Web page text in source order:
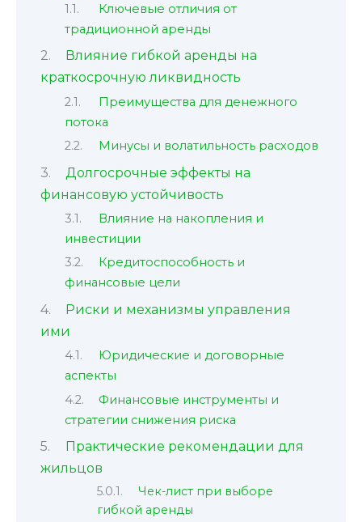
Ключевые отличия от
традиционной аренды
Влияние гибкой аренды на
краткосрочную ликвидность
Преимущества для денежного
потока
Минусы и волатильность расходов
Долгосрочные эффекты на
финансовую устойчивость
Влияние на накопления и
инвестиции
Кредитоспособность и
финансовые цели
Риски и механизмы управления
ими
Юридические и договорные
аспекты
Финансовые инструменты и
стратегии снижения риска
Практические рекомендации для
жильцов
Чек-лист при выборе
гибкой аренды